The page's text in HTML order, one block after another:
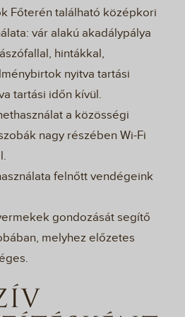
Főterén található középkori
vár alakú akadálypálya
hintákkal,
nyitva tartási
tartási időn kívül.
a közösségi
nagy részében Wi-Fi
felnőtt vendégeink
gondozását segítő
melyhez előzetes